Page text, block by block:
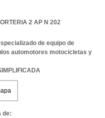
2 AP N 202
de equipo de
automotores motocicletas y
de: